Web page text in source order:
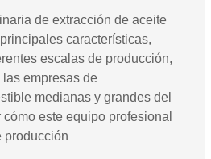
de extracción de aceite
características,
escalas de producción,
empresas de
medianas y grandes del
este equipo profesional
producción